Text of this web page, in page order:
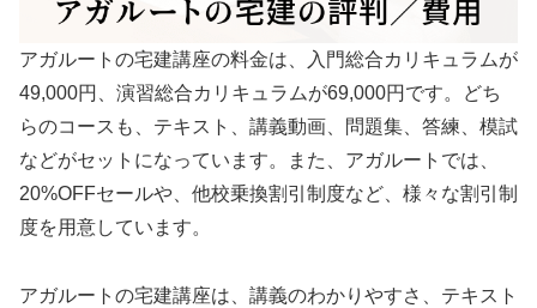
アガルートの宅建講座の料金は、入門総合カリキュラムが
49,000円、演習総合カリキュラムが69,000円です。どち
らのコースも、テキスト、講義動画、問題集、答練、模試
などがセットになっています。また、アガルートでは、
20%OFFセールや、他校乗換割引制度など、様々な割引制
度を用意しています。
アガルートの宅建講座は、講義のわかりやすさ、テキスト